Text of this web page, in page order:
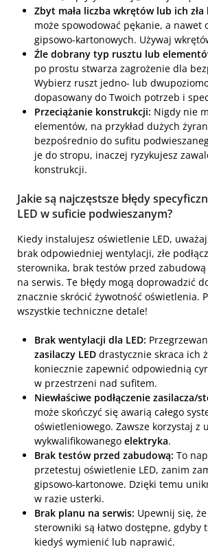
Zbyt mała liczba wkrętów lub ich zła
może spowodować pękanie, a nawet
gipsowo-kartonowych. Używaj
Źle dobrany typ rusztu lub
po prostu stwarza zagrożenie dla
Wybierz ruszt jedno- lub
dopasowany do Twoich potrzeb i
Przeciążanie konstrukcji: Nigdy nie
elementów, na przykład dużych
bezpośrednio do sufitu
je do stropu, inaczej ryzykujesz
konstrukcji.
Jakie są najczęstsze błędy
LED w suficie podwieszanym?
Kiedy instalujesz oświetlenie LED,
brak odpowiedniej wentylacji, złe
sterownika, brak testów przed
na serwis. Te błędy mogą doprowadzić
znacznie skrócić żywotność oświetlenia.
wszystkie techniczne detale!
Brak wentylacji dla LED:
zasilaczy LED drastycznie skraca ich
koniecznie zapewnić odpowiednią
w przestrzeni nad sufitem.
Niewłaściwe podłączenie zasilacza/
może skończyć się awarią całego
oświetleniowego. Zawsze korzystaj z
wykwalifikowanego elektryka.
Brak testów przed zabudową: To
przetestuj oświetlenie LED, zanim
gipsowo-kartonowe. Dzięki temu
w razie usterki.
Brak planu na serwis: Upewnij się,
sterowniki są łatwo dostępne, gdyby
kiedyś wymienić lub naprawić.